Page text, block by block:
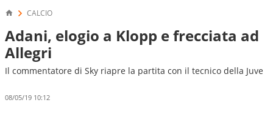
CALCIO
Adani, elogio a Klopp e frecciata ad
Allegri
Il commentatore di Sky riapre la partita con il tecnico della Juve
08/05/19 10:12